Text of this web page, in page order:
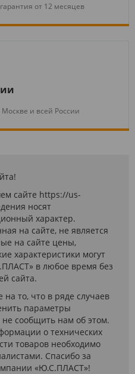
от 12 месяцев
и всей России
сайте https://us-
носят
характер.
на сайте, не является
на сайте цены,
характеристики могут
в любое время без
сайта.
то, что в ряде случаев
параметры
сообщить нам об этом.
о технических
товаров необходимо
Спасибо за
«Ю.С.ПЛАСТ»!